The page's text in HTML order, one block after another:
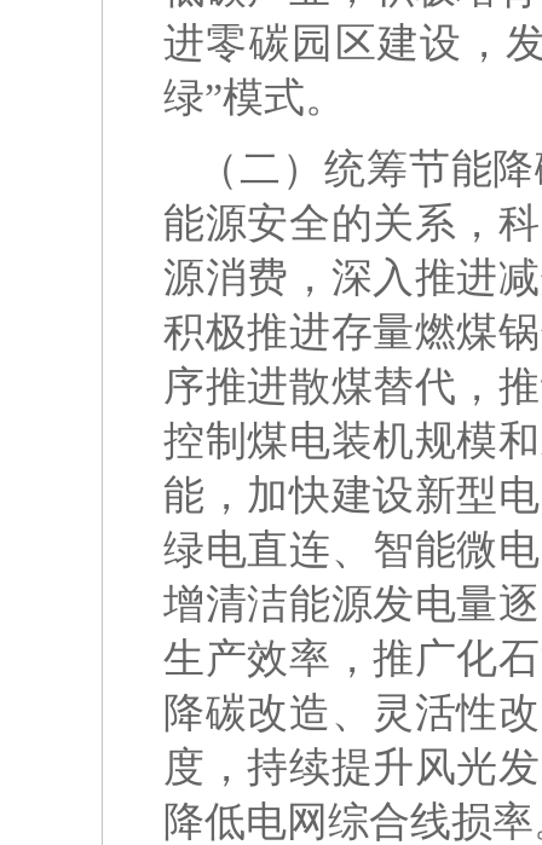
进零碳园区建设，
绿”模式。
（二）统筹节能
能源安全的关系，
源消费，深入推进
积极推进存量燃煤
序推进散煤替代，
控制煤电装机规模
能，加快建设新型
绿电直连、智能微
增清洁能源发电量
生产效率，推广化
降碳改造、灵活性
度，持续提升风光
降低电网综合线损